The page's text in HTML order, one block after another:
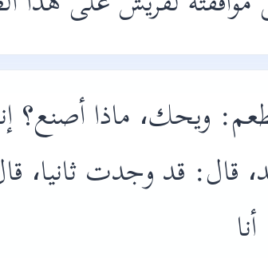
ويحك، ماذا أصنع؟
قال: قد وجدت ثانيا،